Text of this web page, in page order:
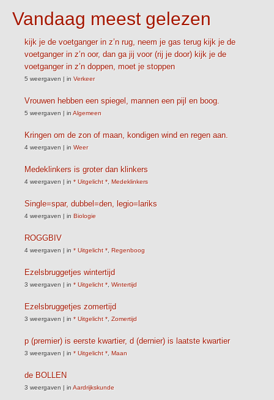
Vandaag meest gelezen
kijk je de voetganger in z’n rug, neem je gas terug kijk je de
voetganger in z’n oor, dan ga jij voor (rij je door) kijk je de
voetganger in z’n doppen, moet je stoppen
5 weergaven | in Verkeer
Vrouwen hebben een spiegel, mannen een pijl en boog.
5 weergaven | in Algemeen
Kringen om de zon of maan, kondigen wind en regen aan.
4 weergaven | in Weer
Medeklinkers is groter dan klinkers
4 weergaven | in * Uitgelicht * Medeklinkers
Single=spar, dubbel=den, legio=lariks
4 weergaven | in Biologie
ROGGBIV
4 weergaven | in * Uitgelicht * Regenboog
Ezelsbruggetjes wintertijd
3 weergaven | in * Uitgelicht * Wintertijd
Ezelsbruggetjes zomertijd
3 weergaven | in * Uitgelicht * Zomertijd
p (premier) is eerste kwartier, d (dernier) is laatste kwartier
3 weergaven | in * Uitgelicht * Maan
de BOLLEN
3 weergaven | in Aardrijkskunde